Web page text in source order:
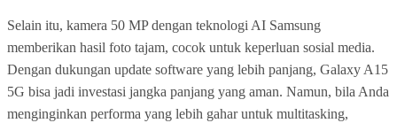
Selain itu, kamera 50 MP dengan teknologi AI Samsung
memberikan hasil foto tajam, cocok untuk keperluan sosial media.
Dengan dukungan update software yang lebih panjang, Galaxy A15
5G bisa jadi investasi jangka panjang yang aman. Namun, bila Anda
menginginkan performa yang lebih gahar untuk multitasking,